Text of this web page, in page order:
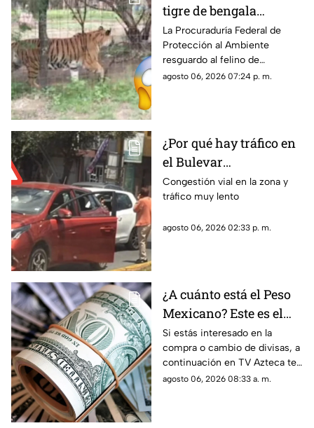
tigre de bengala
durante operativo en
Zacatecas ¿Era de un
líder criminal?
La Procuraduría Federal de
Protección al Ambiente
resguardo al felino de
aproximadamente dos años de
agosto 06, 2026 07:24 p. m.
¿Por qué hay tráfico en
el Bulevar
Metropolitano?
Reportan percance vial
Zacatecas
Congestión vial en la zona y
tráfico muy lento
agosto 06, 2026 02:33 p. m.
¿A cuánto está el Peso
Mexicano? Este es el
precio del dólar hoy
jueves 6 de agosto en
Zacatecas
Si estás interesado en la
compra o cambio de divisas, a
continuación en TV Azteca te
informamos cuál es el precio
agosto 06, 2026 08:33 a. m.